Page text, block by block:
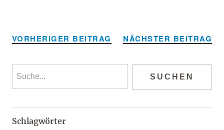
VORHERIGER BEITRAG NÄCHSTER BEITRAG
Schlagwörter